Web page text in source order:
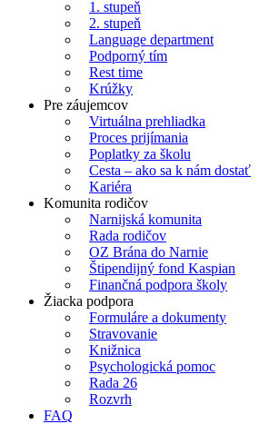
1. stupeň
2. stupeň
Language department
Podporný tím
Rest time
Krúžky
Pre záujemcov
Virtuálna prehliadka
Proces prijímania
Poplatky za školu
Cesta – ako sa k nám dostať
Kariéra
Komunita rodičov
Narnijská komunita
Rada rodičov
OZ Brána do Narnie
Štipendijný fond Kaspian
Finančná podpora školy
Žiacka podpora
Formuláre a dokumenty
Stravovanie
Knižnica
Psychologická pomoc
Rada 26
Rozvrh
FAQ